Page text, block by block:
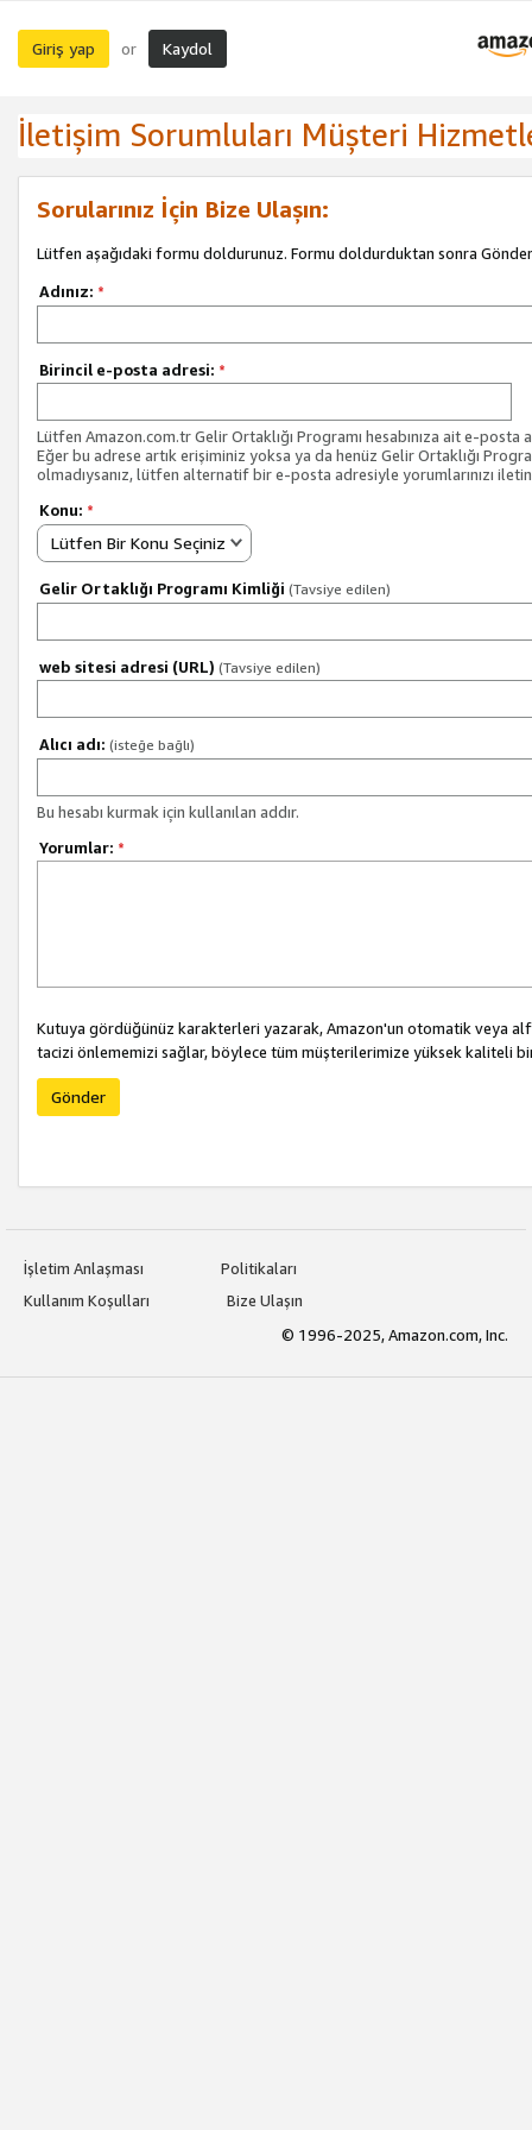
Giriş yap or Kaydol
İletişim Sorumluları Müşteri
Sorularınız İçin Bize Ulaşın:
Lütfen aşağıdaki formu doldurunuz. Formu doldurduktan sonra Gönder
Adınız: *
Birincil e-posta adresi: *
Lütfen Amazon.com.tr Gelir Ortaklığı Programı hesabınıza ait e-posta
Eğer bu adrese artık erişiminiz yoksa ya da henüz Gelir Ortaklığı
olmadıysanız, lütfen alternatif bir e-posta adresiyle yorumlarınızı
Konu: *
Lütfen Bir Konu Seçiniz
Gelir Ortaklığı Programı Kimliği (Tavsiye edilen)
web sitesi adresi (URL) (Tavsiye edilen)
Alıcı adı: (isteğe bağlı)
Bu hesabı kurmak için kullanılan addır.
Yorumlar: *
Kutuya gördüğünüz karakterleri yazarak, Amazon'un otomatik veya
tacizi önlememizi sağlar, böylece tüm müşterilerimize yüksek kaliteli
Gönder
İşletim Anlaşması
Politikaları
Kullanım Koşulları
Bize Ulaşın
© 1996-2025, Amazon.com, Inc.